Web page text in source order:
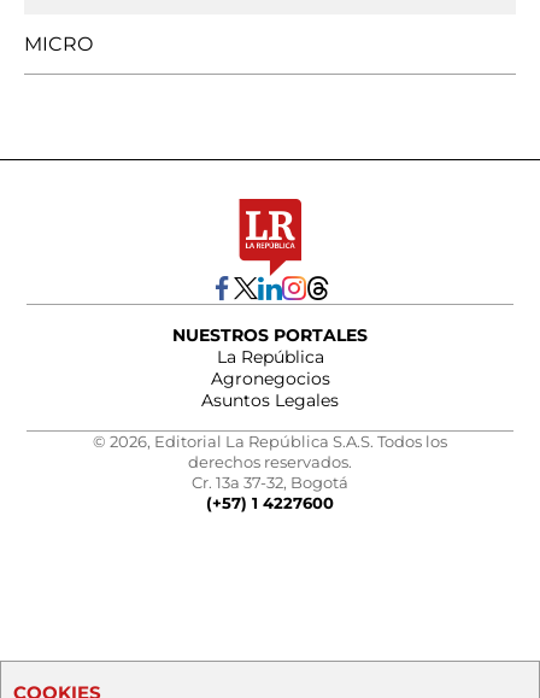
MICRO
NUESTROS PORTALES
La República
Agronegocios
Asuntos Legales
© 2026, Editorial La República S.A.S. Todos los
derechos reservados.
Cr. 13a 37-32, Bogotá
(+57) 1 4227600
COOKIES